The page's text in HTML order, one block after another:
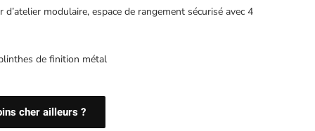
modulaire, espace de rangement sécurisé avec 4
de finition métal
cher ailleurs ?